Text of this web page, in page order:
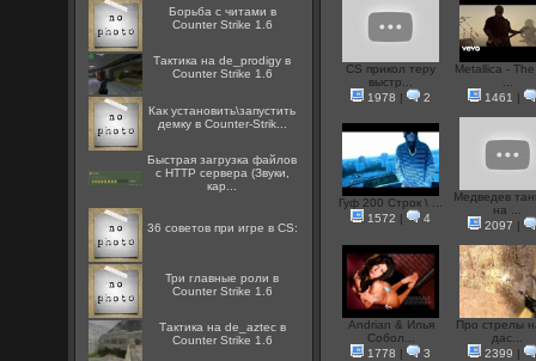
Борьба с читами в
Counter Strike 1.6
Тактика на de_prodigy в
Counter Strike 1.6
Как установить\запустить
демку в Counter-Strik...
Быстрая загрузка файлов
с HTTP сервера (Звуки,
кар...
36 советов при игре в CS:
Три главные роли в
Counter Strike 1.6
Тактика на de_aztec в
Counter Strike 1.6
CS прикол теру
выстр...
1978 | 2
Metallica -
1461 |
Гуф 200 Строк \ ...
1572 | 4
Медведев
на ...
2097 |
Andrian & Илья
Собол...
1778 | 3
Про стрелы
дас...
2399 |